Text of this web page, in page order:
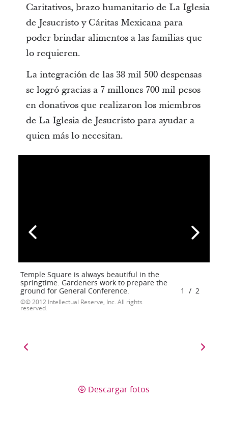
Caritativos, brazo humanitario de La Iglesia
de Jesucristo y Cáritas Mexicana para
poder brindar alimentos a las familias que
lo requieren.
La integración de las 38 mil 500 despensas
se logró gracias a 7 millones 700 mil pesos
en donativos que realizaron los miembros
de La Iglesia de Jesucristo para ayudar a
quien más lo necesitan.
Temple Square is always beautiful in the
springtime. Gardeners work to prepare the
ground for General Conference.
© 2012 Intellectual Reserve, Inc. All rights
reserved.
1 / 2
Descargar fotos